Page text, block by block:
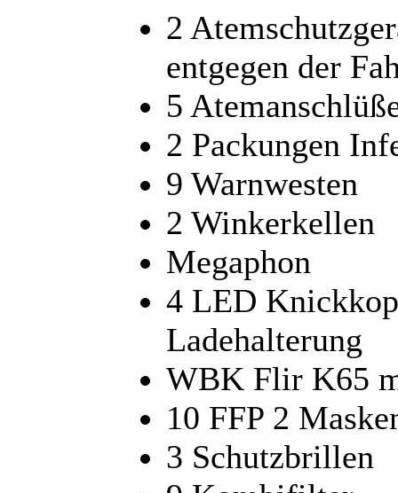
2
entgegen der
5
2 Packungen
9 Warnwesten
2 Winkerkellen
Megaphon
4 LED
Ladehalterung
WBK Flir K65
10 FFP 2
3 Schutzbrillen